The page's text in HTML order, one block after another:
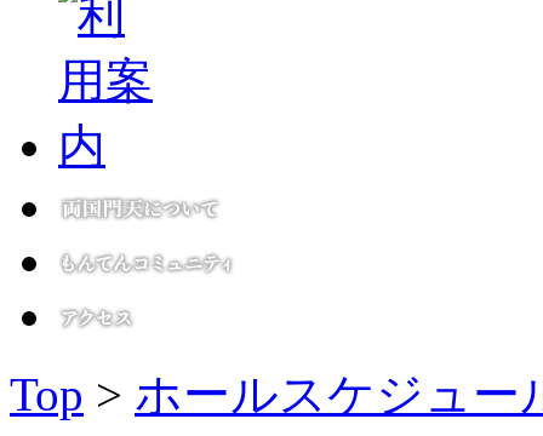
Top > ホールスケジュー